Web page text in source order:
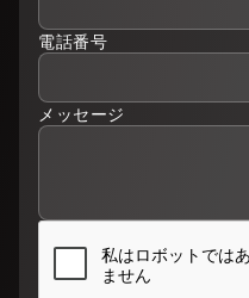
電話番号
メッセージ